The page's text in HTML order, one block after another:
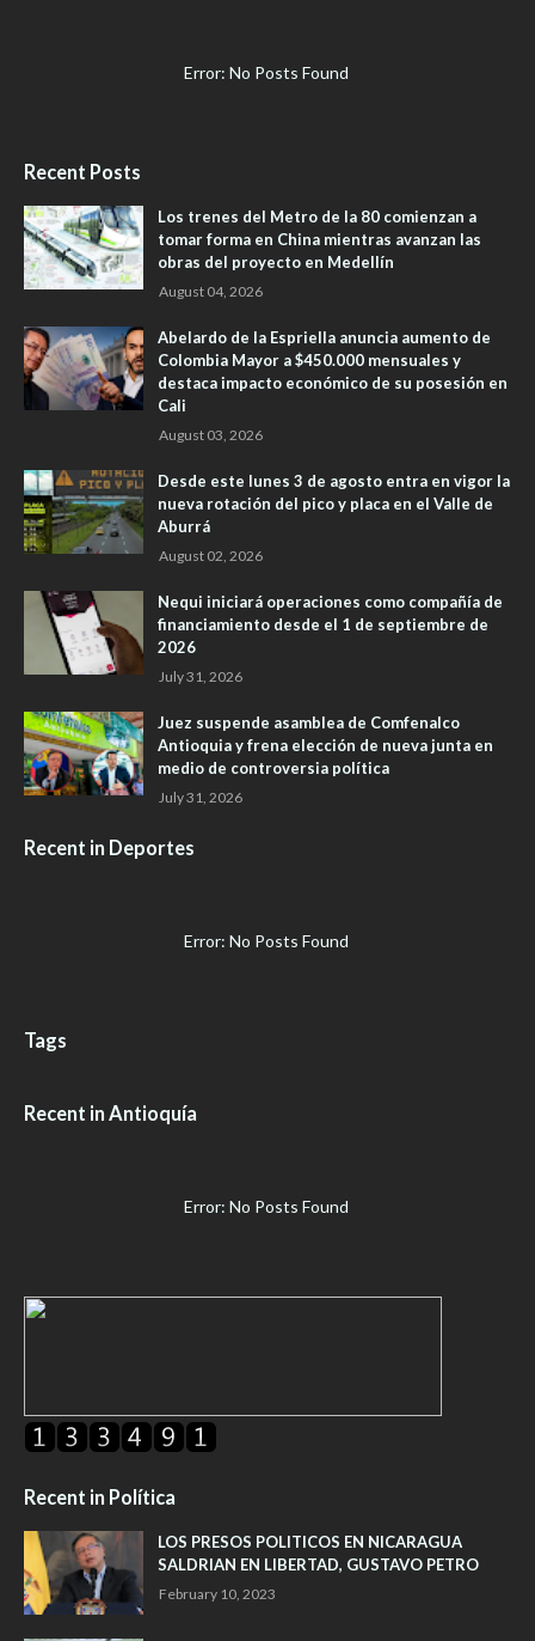
Error: No Posts Found
Recent Posts
Los trenes del Metro de la 80 comienzan a
tomar forma en China mientras avanzan las
obras del proyecto en Medellín
August 04, 2026
Abelardo de la Espriella anuncia aumento de
Colombia Mayor a $450.000 mensuales y
destaca impacto económico de su posesión en
Cali
August 03, 2026
Desde este lunes 3 de agosto entra en vigor la
nueva rotación del pico y placa en el Valle de
Aburrá
August 02, 2026
Nequi iniciará operaciones como compañía de
financiamiento desde el 1 de septiembre de
2026
July 31, 2026
Juez suspende asamblea de Comfenalco
Antioquia y frena elección de nueva junta en
medio de controversia política
July 31, 2026
Recent in Deportes
Error: No Posts Found
Tags
Recent in Antioquía
Error: No Posts Found
Recent in Política
LOS PRESOS POLITICOS EN NICARAGUA
SALDRIAN EN LIBERTAD, GUSTAVO PETRO
February 10, 2023